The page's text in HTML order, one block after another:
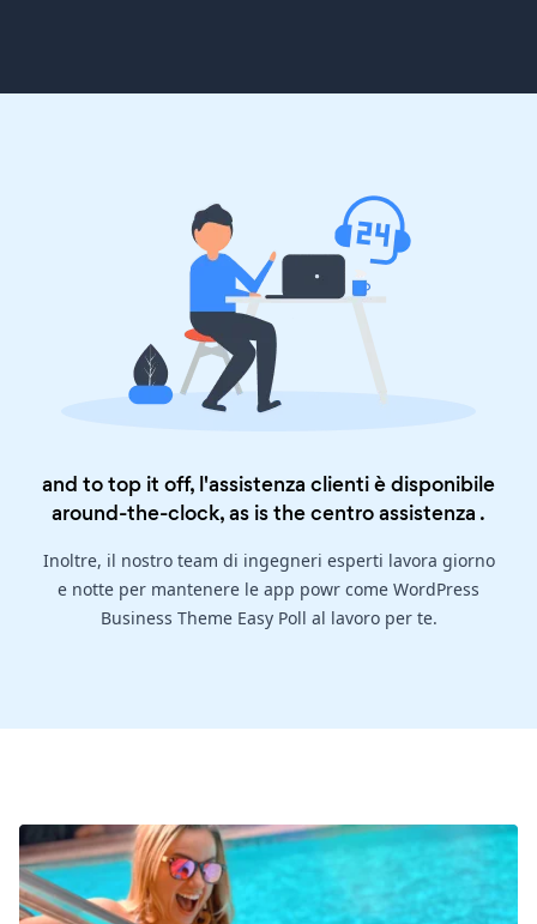
and to top it off, l'assistenza clienti è disponibile
around-the-clock, as is thecentro assistenza .
Inoltre, il nostro team di ingegneri esperti lavora giorno
e notte per mantenere le app powr come WordPress
Business Theme Easy Poll al lavoro per te.